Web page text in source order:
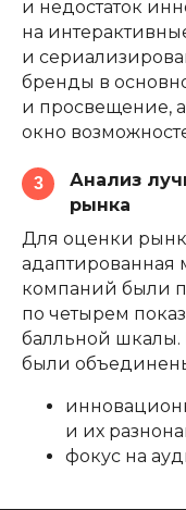
и недостаток
на
и
бренды в
и просвещение, а
окно
3
Анализ
рынка
Для оценки
адаптированная
компаний были
по четырем
балльной
были
и их
фокус на